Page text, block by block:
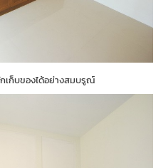
เก็บของได้อย่างสมบรูณ์